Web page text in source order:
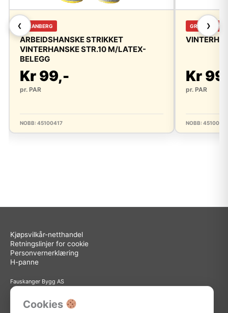
❮ GRANBERG
ARBEIDSHANSKE STRIKKET
VINTERHANSKE STR.10 M/LATEX-
BELEGG
Kr 99,-
pr. PAR
NOBB: 45100417
GRANBERG
Kr
pr. PAR
NOBB:
❯
Kjøpsvilkår-netthandel
Retningslinjer for cookie
Personvernerklæring
H-panne
Fauskanger Bygg AS
Org.nr: 936 558 585
Sted: Askøy
Adresse: Storebotn 15, 5309 Kleppestø
Cookies